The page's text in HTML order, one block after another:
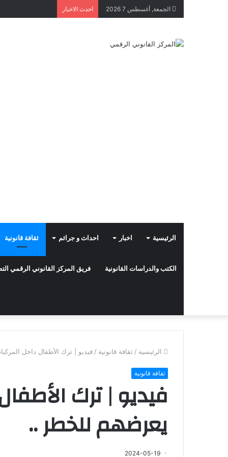
الجمعة, أغسطس 7 2026 احدث الاخبار
الرئيسية اخبار احداث و جرائم ثقافة قانونية
الكتب والدراسات القانونية فريق المركز القانوني الرقمي
الرئيسية / ثقافة قانونية / فيديو | ترك الأطفال داخل
ثقافة قانونية
فيديو | ترك
يعرضهم للخطر ..
2024-05-19